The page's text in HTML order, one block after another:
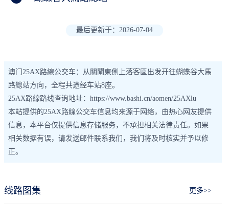
最后更新于：2026-07-04
澳门25AX路線公交车：从關閘東側上落客區出发开往蝴蝶谷大馬
路總站方向，全程共途经车站8座。
25AX路線路线查询地址：https://www.bashi.cn/aomen/25AXlu
本站提供的25AX路線公交车信息均来源于网络，由热心网友提供
信息，本平台仅提供信息存储服务，不承担相关法律责任。如果
相关数据有误，请发送邮件联系我们，我们将及时核实并予以修
正。
线路图集 更多>>